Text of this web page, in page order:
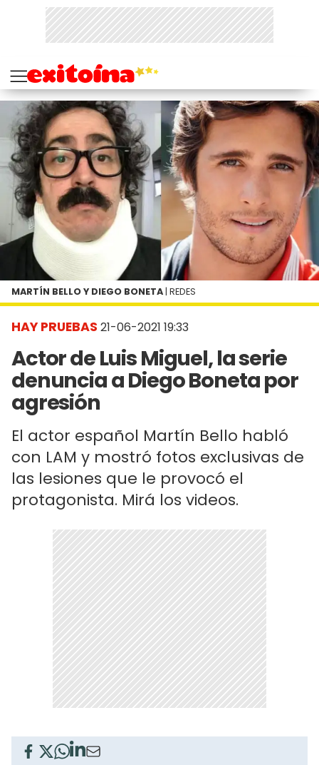
HAY PRUEBAS 21-06-2021 19:33
Actor de Luis Miguel, la serie
denuncia a Diego Boneta por
agresión
El actor español Martín Bello habló
con LAM y mostró fotos exclusivas de
las lesiones que le provocó el
protagonista. Mirá los videos.
MARTÍN BELLO Y DIEGO BONETA | REDES